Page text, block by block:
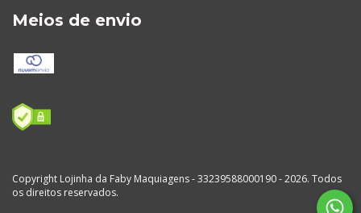
Meios de envio
Copyright Lojinha da Faby Maquiagens - 33239588000190 - 2026. Todos
os direitos reservados.